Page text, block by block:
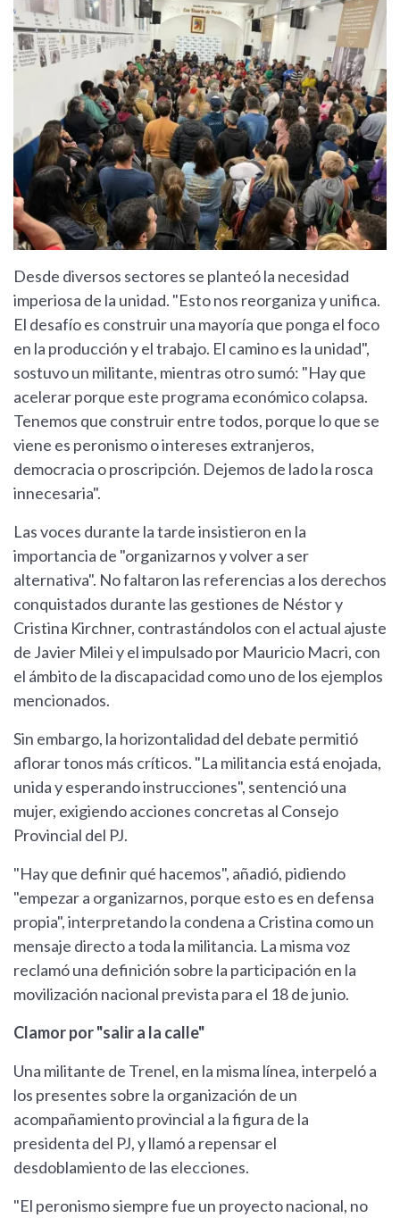
Desde diversos sectores se planteó la necesidad
imperiosa de la unidad. "Esto nos reorganiza y unifica.
El desafío es construir una mayoría que ponga el foco
en la producción y el trabajo. El camino es la unidad",
sostuvo un militante, mientras otro sumó: "Hay que
acelerar porque este programa económico colapsa.
Tenemos que construir entre todos, porque lo que se
viene es peronismo o intereses extranjeros,
democracia o proscripción. Dejemos de lado la rosca
innecesaria".
Las voces durante la tarde insistieron en la
importancia de "organizarnos y volver a ser
alternativa". No faltaron las referencias a los derechos
conquistados durante las gestiones de Néstor y
Cristina Kirchner, contrastándolos con el actual ajuste
de Javier Milei y el impulsado por Mauricio Macri, con
el ámbito de la discapacidad como uno de los ejemplos
mencionados.
Sin embargo, la horizontalidad del debate permitió
aflorar tonos más críticos. "La militancia está enojada,
unida y esperando instrucciones", sentenció una
mujer, exigiendo acciones concretas al Consejo
Provincial del PJ.
"Hay que definir qué hacemos", añadió, pidiendo
"empezar a organizarnos, porque esto es en defensa
propia", interpretando la condena a Cristina como un
mensaje directo a toda la militancia. La misma voz
reclamó una definición sobre la participación en la
movilización nacional prevista para el 18 de junio.
Clamor por "salir a la calle"
Una militante de Trenel, en la misma línea, interpeló a
los presentes sobre la organización de un
acompañamiento provincial a la figura de la
presidenta del PJ, y llamó a repensar el
desdoblamiento de las elecciones.
"El peronismo siempre fue un proyecto nacional, no